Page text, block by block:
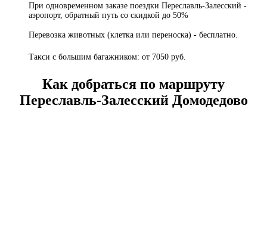
При одновременном заказе поездки Переславль-Залесский -
аэропорт, обратный путь со скидкой до 50%
Перевозка животных (клетка или переноска) - бесплатно.
Такси с большим багажником: от 7050 руб.
Как добраться по маршруту
Переславль-Залесский Домодедово